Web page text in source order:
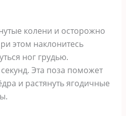
колени и осторожно
этом наклонитесь
ног грудью.
Эта поза поможет
и растянуть ягодичные